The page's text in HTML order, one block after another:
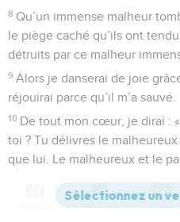
8 Qu’un immense malheur
le piège caché qu’ils ont
détruits par ce malheur
9 Alors je danserai de joie
réjouirai parce qu’il m’a sauvé.
10 De tout mon cœur, je dirai :
toi ? Tu délivres le
que lui. Le malheureux et le
De faux témoins se
Versions Commentaires